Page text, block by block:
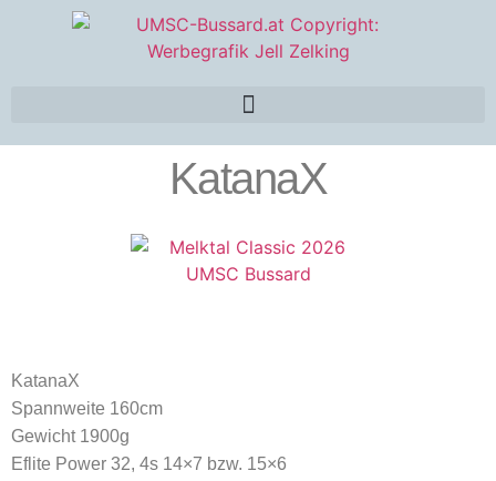
KatanaX
KatanaX
Spannweite 160cm
Gewicht 1900g
Eflite Power 32, 4s 14×7 bzw. 15×6